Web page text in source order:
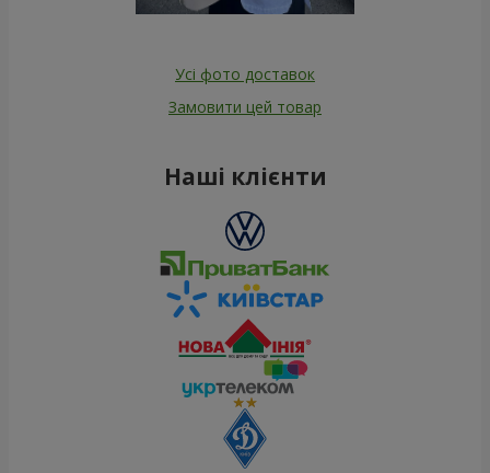
Усі фото доставок
Замовити цей товар
Наші клієнти